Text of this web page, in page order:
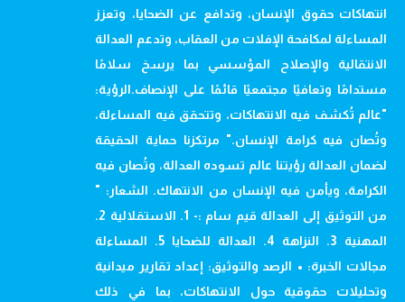
انتهاكات حقوق الإنسان، وتدافع عن الضحايا، وتعزز
المساءلة لمكافحة الإفلات من العقاب، وتدعم العدالة
الانتقالية والإصلاح المؤسسي بما يرسخ سلامًا
مستدامًا وتعافيًا مجتمعيًا قائمًا على الإنصاف.الرؤية:
"عالم تُكشف فيه الانتهاكات، وتتحقق فيه المساءلة،
وتُصان فيه كرامة الإنسان." مرتكزنا حماية الحقيقة
لضمان العدالة رؤيتنا عالم تسوده العدالة، وتُصان فيه
الكرامة، ويأمن فيه الإنسان من الانتهاك. الشعار: "
من التوثيق إلى العدالة قيم سام :- 1. الاستقلالية 2.
المهنية 3. النزاهة 4. العدالة للضحايا 5. المساءلة
مجالات الخبرة: • الرصد والتوثيق: إعداد تقارير ميدانية
وتحليلات حقوقية حول الانتهاكات، بما في ذلك